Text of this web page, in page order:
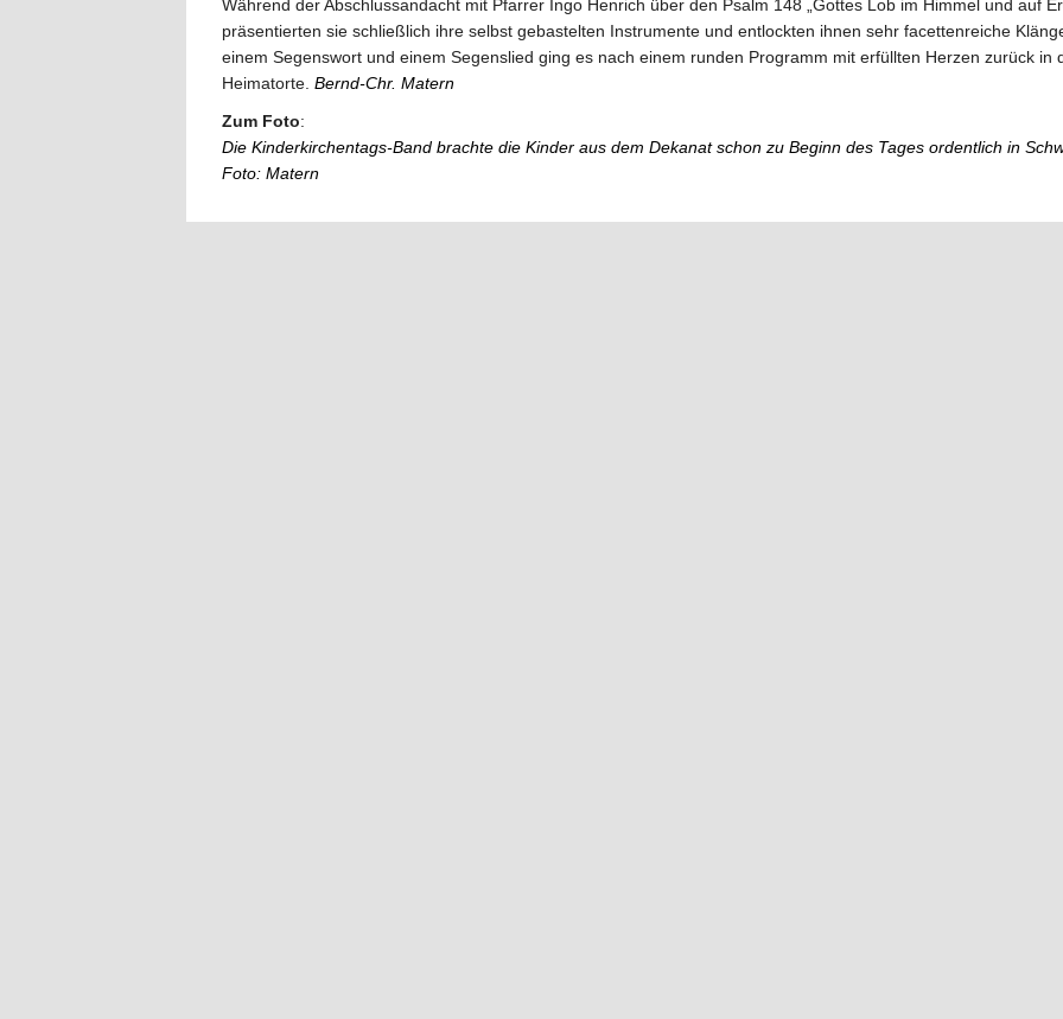
Während der Abschlussandacht mit Pfarrer Ingo Henrich über den Psalm 148 „Gottes Lob im Himmel und auf
präsentierten sie schließlich ihre selbst gebastelten Instrumente und entlockten ihnen sehr facettenreiche
einem Segenswort und einem Segenslied ging es nach einem runden Programm mit erfüllten Herzen zurück in
Heimatorte. Bernd-Chr. Matern
Zum Foto:
Die Kinderkirchentags-Band brachte die Kinder aus dem Dekanat schon zu Beginn des Tages ordentlich in
Foto: Matern